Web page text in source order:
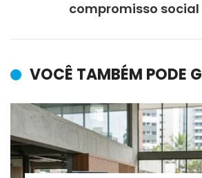
compromisso
VOCÊ TAMBÉM PODE